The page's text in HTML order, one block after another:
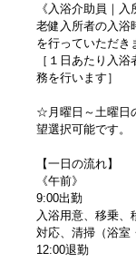
《入浴介助員｜入
老健入所者の入浴
を行っていただき
［１日あたり入
務を行います］
☆月曜日～土曜日
望選択可能です。
【一日の流れ】
《午前》
9:00出勤
入浴用意、移乗
対応、清掃（浴室
12:00退勤